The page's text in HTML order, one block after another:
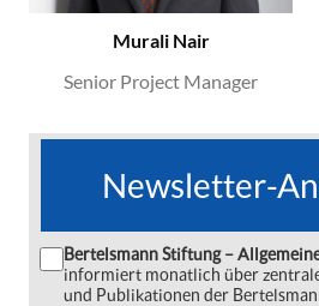
Murali Nair
Senior Project Manager
Newsletter-
Bertelsmann Stiftung –
informiert monatlich über
und Publikationen der